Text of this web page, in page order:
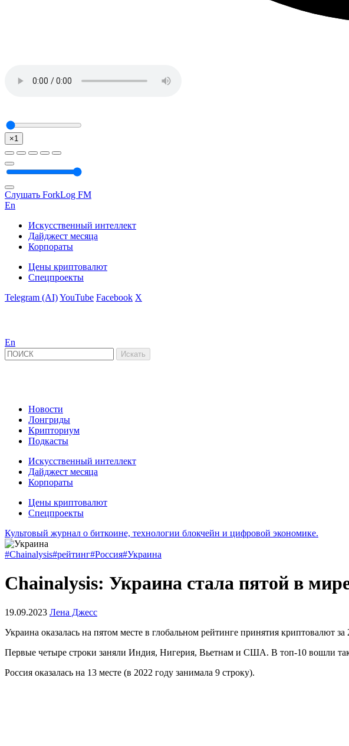
×1
Слушать ForkLog FM
En
Искусственный интеллект
Дайджест месяца
Корпораты
Цены криптовалют
Спецпроекты
Telegram (AI)YouTube Facebook X
En
Новости
Лонгриды
Крипториум
Подкасты
Искусственный интеллект
Дайджест месяца
Корпораты
Цены криптовалют
Спецпроекты
Культовый журнал о биткоине, технологии блокчейн и цифровой экономике.
#Chainalysis#рейтинг#Россия#Украина
Chainalysis: Украина стала пятой в
19.09.2023 Лена Джесс
Украина оказалась на пятом месте в глобальном рейтинге принятия криптовалют
Первые четыре строки заняли Индия, Нигерия, Вьетнам и США. В топ-10 вошли
Россия оказалась на 13 месте (в 2022 году занимала 9 строку).